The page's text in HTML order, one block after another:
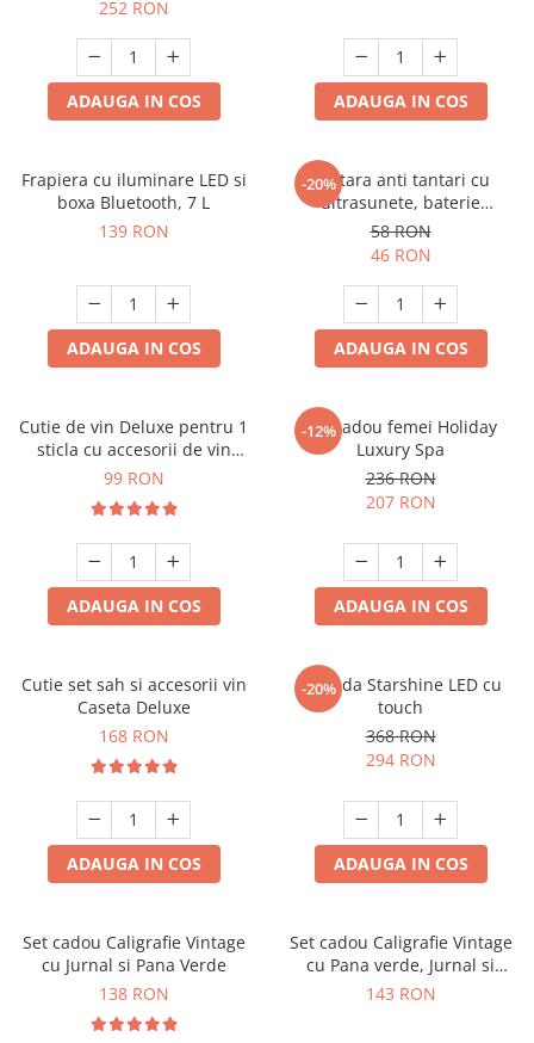
252 RON
ADAUGA IN COS ADAUGA IN COS
Frapiera cu iluminare LED si
boxa Bluetooth, 7 L
139 RON
ADAUGA IN COS
-20%
Bratara anti tantari cu
ultrasunete, baterie
reincarcabila 90mAh
58 RON
46 RON
ADAUGA IN COS
Cutie de vin Deluxe pentru 1
sticla cu accesorii de vin
incluse piele ecologica de
99 RON
ADAUGA IN COS
-12%
Set cadou femei Holiday
Luxury Spa
236 RON
207 RON
ADAUGA IN COS
Cutie set sah si accesorii vin
Caseta Deluxe
168 RON
ADAUGA IN COS
-20%
Oglinda Starshine LED cu
touch
368 RON
294 RON
ADAUGA IN COS
Set cadou Caligrafie Vintage
cu Jurnal si Pana Verde
138 RON
Set cadou Caligrafie Vintage
cu Pana verde, Jurnal si
Suport pentru stilou, 9 piese
143 RON